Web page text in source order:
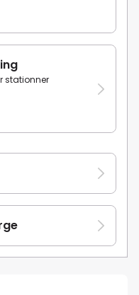
stationner